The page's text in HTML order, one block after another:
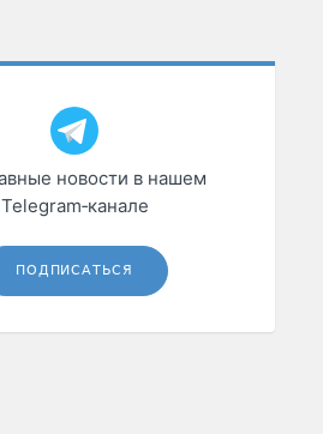
новости в нашем
Telegram‑канале
ПОДПИСАТЬСЯ